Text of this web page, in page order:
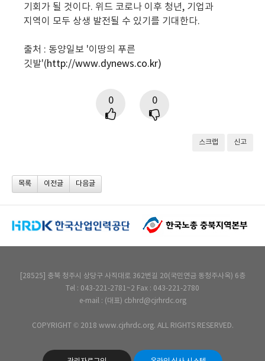
기회가 될 것이다. 위드 코로나 이후 청년, 기업과
지역이 모두 상생 발전될 수 있기를 기대한다.
출처 : 동양일보 '이땅의 푸른
깃발'(http://www.dynews.co.kr)
0 0
스크랩 신고
목록 이전글 다음글
[28525] 충북 청주시 상당구 사직대로 362번길 20(국민연금 동청주사옥) 6층
Tel : 043-221-2781~2 Fax : 043-221-2780
e-mail : (대표) cbhrd@cjrhrdc.org
COPYRIGHT © 2018 www.cjrhrdc.org. ALL RIGHTS RESERVED.